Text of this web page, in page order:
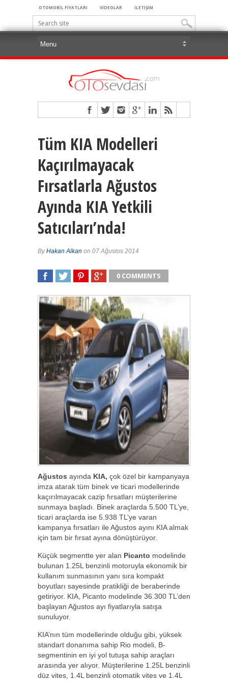
OTOMOBİL FİYATLARI VİDEOLAR İLETİŞİM
Tüm KIA Modelleri
Kaçırılmayacak
Fırsatlarla Ağustos
Ayında KIA Yetkili
Satıcıları’nda!
ByHakan Alkan on 07 Ağustos 2014
0 COMMENTS
Ağustos ayında KIA, çok özel bir kampanyaya
imza atarak tüm binek ve ticari modellerinde
kaçırılmayacak cazip fırsatları müşterilerine
sunmaya başladı. Binek araçlarda 5.500 TL’ye,
ticari araçlarda ise 5.938 TL’ye varan
kampanya fırsatları ile Ağustos ayını KIA almak
için tam bir fırsat ayına dönüştürüyor.
Küçük segmentte yer alan Picanto modelinde
bulunan 1.25L benzinli motoruyla ekonomik bir
kullanım sunmasının yanı sıra kompakt
boyutları sayesinde pratikliği de beraberinde
getiriyor. KIA, Picanto modelinde 36.300 TL’den
başlayan Ağustos ayı fiyatlarıyla satışa
sunuluyor.
KIA’nın tüm modellerinde olduğu gibi, yüksek
standart donanıma sahip Rio modeli, B-
segmentinin en iyi yol tutuşa sahip araçları
arasında yer alıyor. Müşterilerine 1.25L benzinli
düz vites, 1.4L benzinli otomatik vites ve 1.4L